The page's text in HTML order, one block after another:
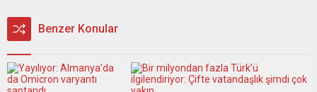
Benzer Konular